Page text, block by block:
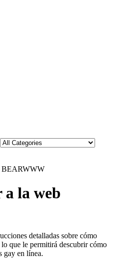
BEARWWW
a la web
detalladas sobre cómo
que le permitirá descubrir cómo
gay en línea.